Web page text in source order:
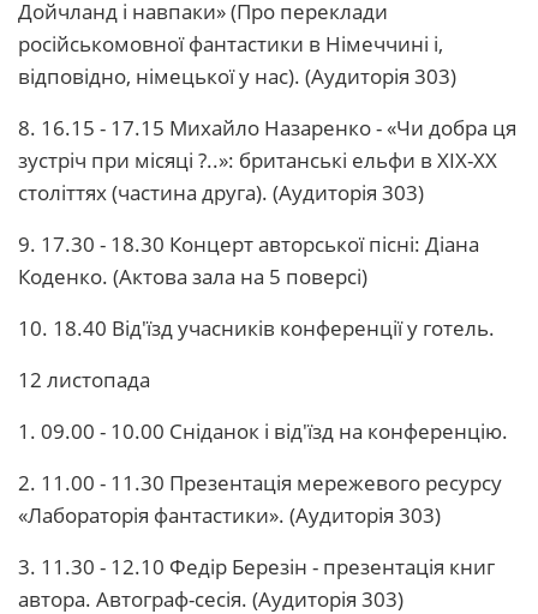
Дойчланд і навпаки» (Про переклади
російськомовної фантастики в Німеччині і,
відповідно, німецької у нас). (Аудиторія 303)
8. 16.15 - 17.15 Михайло Назаренко - «Чи добра ця
зустріч при місяці ?..»: британські ельфи в XIX-XX
століттях (частина друга). (Аудиторія 303)
9. 17.30 - 18.30 Концерт авторської пісні: Діана
Коденко. (Актова зала на 5 поверсі)
10. 18.40 Від'їзд учасників конференції у готель.
12 листопада
1. 09.00 - 10.00 Сніданок і від'їзд на конференцію.
2. 11.00 - 11.30 Презентація мережевого ресурсу
«Лабораторія фантастики». (Аудиторія 303)
3. 11.30 - 12.10 Федір Березін - презентація книг
автора. Автограф-сесія. (Аудиторія 303)